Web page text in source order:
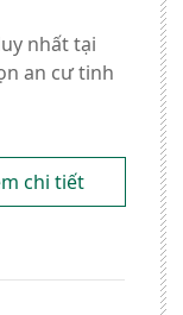
nhất tại
an cư tinh
chi tiết